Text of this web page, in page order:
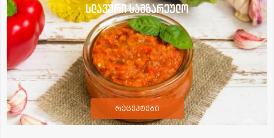
სლავური სამზარეულო
რეცეპტები